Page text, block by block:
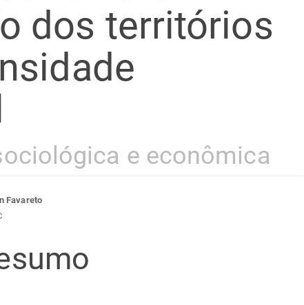
dos territórios
e econômica
Favareto